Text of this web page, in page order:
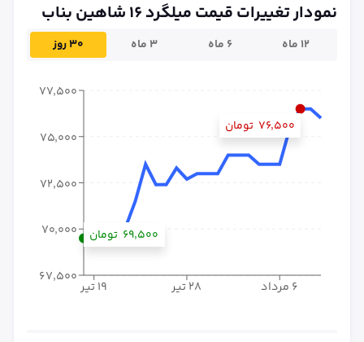
نمودار تغییرات قیمت میلگرد ۱۶ شاهین بناب
۱۲ ماه ۶ ماه ۳ ماه ۳۰ روز
۱۹ تیر ۲۸ تیر ۶ مرداد
۶۷٬۵۰۰
۷۰٬۰۰۰
۷۲٬۵۰۰
۷۵٬۰۰۰
۷۷٬۵۰۰
۷۶٬۵۰۰ تومان
۶۹٬۵۰۰ تومان